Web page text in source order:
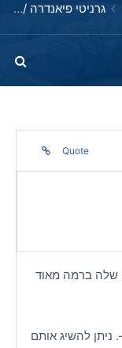
גרניטי פיאנדרה / granitif iandre המלצות חברים! :)
Quote
שלה ברמה מאוד
ניתן להשיג אותם